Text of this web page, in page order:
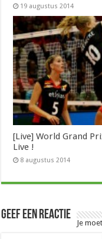
19 augustus 2014
[Live] World Grand
Live !
8 augustus 2014
Geef een reactie
Je